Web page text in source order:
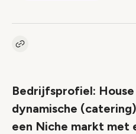
Kopieer link naar vacature
Bedrijfsprofiel:
dynamische
een Niche markt met